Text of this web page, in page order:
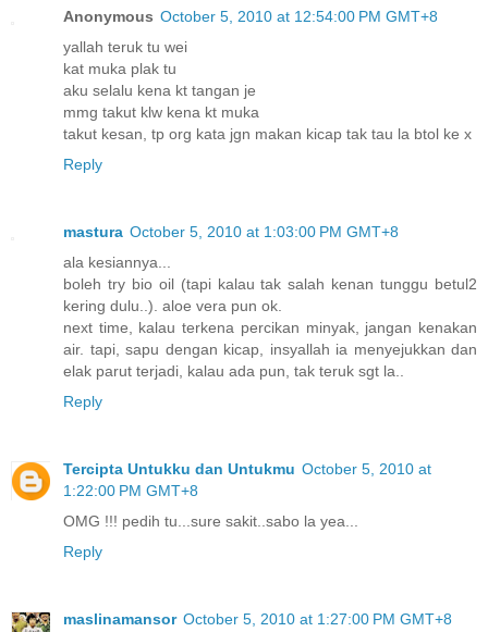
Anonymous October 5, 2010 at 12:54:00 PM GMT+8
yallah teruk tu wei
kat muka plak tu
aku selalu kena kt tangan je
mmg takut klw kena kt muka
takut kesan, tp org kata jgn makan kicap tak tau la btol ke x
Reply
mastura October 5, 2010 at 1:03:00 PM GMT+8
ala kesiannya...
boleh try bio oil (tapi kalau tak salah kenan tunggu betul2
kering dulu..). aloe vera pun ok.
next time, kalau terkena percikan minyak, jangan kenakan
air. tapi, sapu dengan kicap, insyallah ia menyejukkan dan
elak parut terjadi, kalau ada pun, tak teruk sgt la..
Reply
Tercipta Untukku dan Untukmu October 5, 2010 at
1:22:00 PM GMT+8
OMG !!! pedih tu...sure sakit..sabo la yea...
Reply
maslinamansor October 5, 2010 at 1:27:00 PM GMT+8